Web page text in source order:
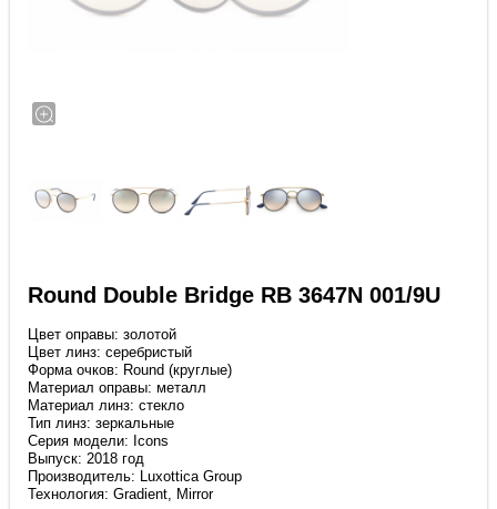
Round Double Bridge RB 3647N 001/9U
Цвет оправы: золотой
Цвет линз: серебристый
Форма очков: Round (круглые)
Материал оправы: металл
Материал линз: стекло
Тип линз: зеркальные
Серия модели: Icons
Выпуск: 2018 год
Производитель: Luxottica Group
Технология: Gradient, Mirror